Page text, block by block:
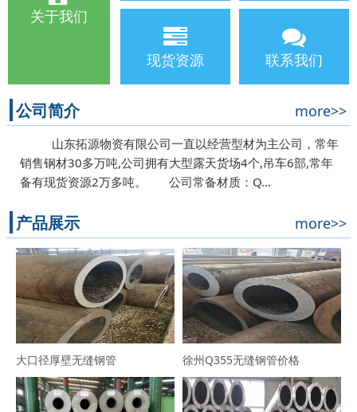
关于我们
现货资源 联系我们
公司简介 more>>
山东拓源物资有限公司一直以经营型材为主公司，常年
销售钢材30多万吨,公司拥有大型露天货场4个,吊车6部,常年
备有现货资源2万多吨。 公司常备材质：Q…
产品展示 more>>
大口径厚壁无缝钢管 徐州Q355无缝钢管价格